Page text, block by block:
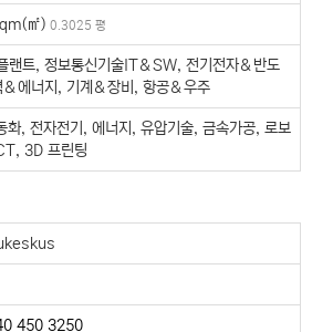
㎡) 0.3025 평
랜트, 정보통신기술IT＆SW, 전기전자＆반도
에너지, 기계＆장비, 항공＆우주
화, 전자전기, 에너지, 유압기술, 금속가공, 로보
3D 프린팅
450 3250